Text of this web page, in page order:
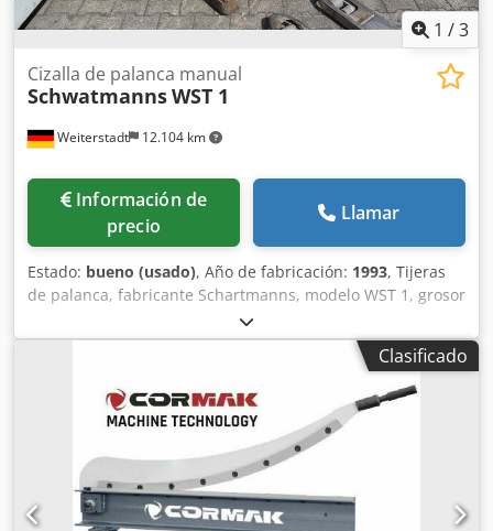
1 /3
Weiterstadt 12.104 km
Cizalla de palanca manual
SchwatmannsWST 1
Información de
precio
Llamar
Estado: bueno (usado), Año de fabricación: 1993, Tijeras
de palanca, fabricante Schartmanns, modelo WST 1, grosor
de corte 1,5 mm, año de fabricación 1993, con tope lateral.
Dodpfx Akszmmvpoajkr
Clasificado